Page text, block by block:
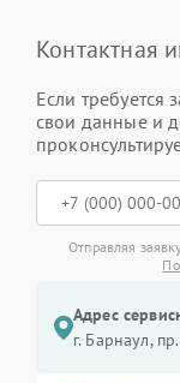
Контактная
Если требуется
свои данные и
Отправляя
Адрес
г. Барнаул,